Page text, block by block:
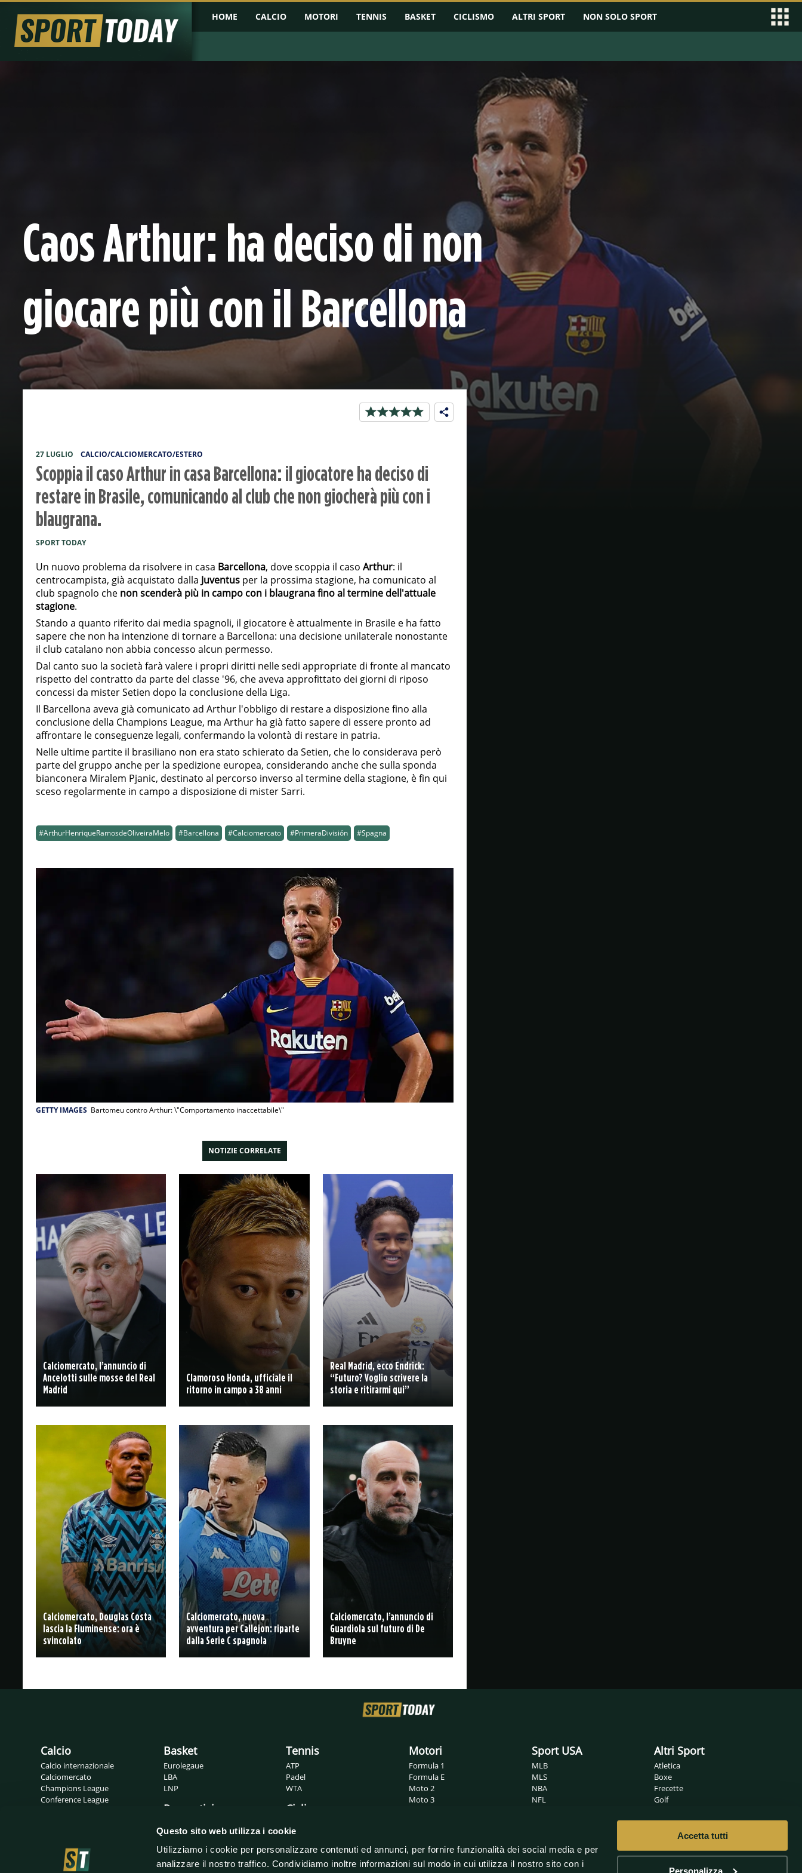
Questo sito web utilizza i cookie
Utilizziamo i cookie per personalizzare contenuti ed annunci, per fornire funzionalità dei social media e per
analizzare il nostro traffico. Condividiamo inoltre informazioni sul modo in cui utilizza il nostro sito con i
Accetta tutti
Personalizza
HOME CALCIO MOTORI TENNIS BASKET CICLISMO ALTRI SPORT NON SOLO SPORT
Caos Arthur: ha deciso di non
giocare più con il Barcellona
27 LUGLIO CALCIO/CALCIOMERCATO/ESTERO
Scoppia il caso Arthur in casa Barcellona: il giocatore ha deciso di
restare in Brasile, comunicando al club che non giocherà più con i
blaugrana.
SPORT TODAY
Un nuovo problema da risolvere in casa Barcellona, dove scoppia il caso Arthur: il
centrocampista, già acquistato dalla Juventus per la prossima stagione, ha comunicato al
club spagnolo che non scenderà più in campo con i blaugrana fino al termine dell'attuale
stagione.
Stando a quanto riferito dai media spagnoli, il giocatore è attualmente in Brasile e ha fatto
sapere che non ha intenzione di tornare a Barcellona: una decisione unilaterale nonostante
il club catalano non abbia concesso alcun permesso.
Dal canto suo la società farà valere i propri diritti nelle sedi appropriate di fronte al mancato
rispetto del contratto da parte del classe '96, che aveva approfittato dei giorni di riposo
concessi da mister Setien dopo la conclusione della Liga.
Il Barcellona aveva già comunicato ad Arthur l'obbligo di restare a disposizione fino alla
conclusione della Champions League, ma Arthur ha già fatto sapere di essere pronto ad
affrontare le conseguenze legali, confermando la volontà di restare in patria.
Nelle ultime partite il brasiliano non era stato schierato da Setien, che lo considerava però
parte del gruppo anche per la spedizione europea, considerando anche che sulla sponda
bianconera Miralem Pjanic, destinato al percorso inverso al termine della stagione, è fin qui
sceso regolarmente in campo a disposizione di mister Sarri.
#ArthurHenriqueRamosdeOliveiraMelo #Barcellona #Calciomercato #PrimeraDivisión #Spagna
GETTY IMAGES Bartomeu contro Arthur: \"Comportamento inaccettabile\"
NOTIZIE CORRELATE
Calciomercato, l’annuncio di
Ancelotti sulle mosse del Real
Madrid
Clamoroso Honda, ufficiale il
ritorno in campo a 38 anni
Real Madrid, ecco Endrick:
“Futuro? Voglio scrivere la
storia e ritirarmi qui”
Calciomercato, Douglas Costa
lascia la Fluminense: ora è
svincolato
Calciomercato, nuova
avventura per Callejon: riparte
dalla Serie C spagnola
Calciomercato, l’annuncio di
Guardiola sul futuro di De
Bruyne
Calcio
Calcio internazionale
Calciomercato
Champions League
Conference League
Basket
Eurolegaue
LBA
LNP
Pronostici
Gossip
Tennis
ATP
Padel
WTA
Ciclismo
Tour de France
Motori
Formula 1
Formula E
Moto 2
Moto 3
Sport USA
MLB
MLS
NBA
NFL
Oscar
Altri Sport
Atletica
Boxe
Frecette
Golf
MMA
Pallanuoto
Pallavolo